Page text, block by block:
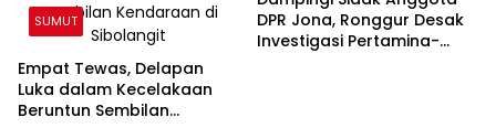
SUMUT
Empat Tewas, Delapan
Luka dalam Kecelakaan
Beruntun Sembilan
DPR Jona, Ronggur Desak
Investigasi Pertamina-
SUMUT